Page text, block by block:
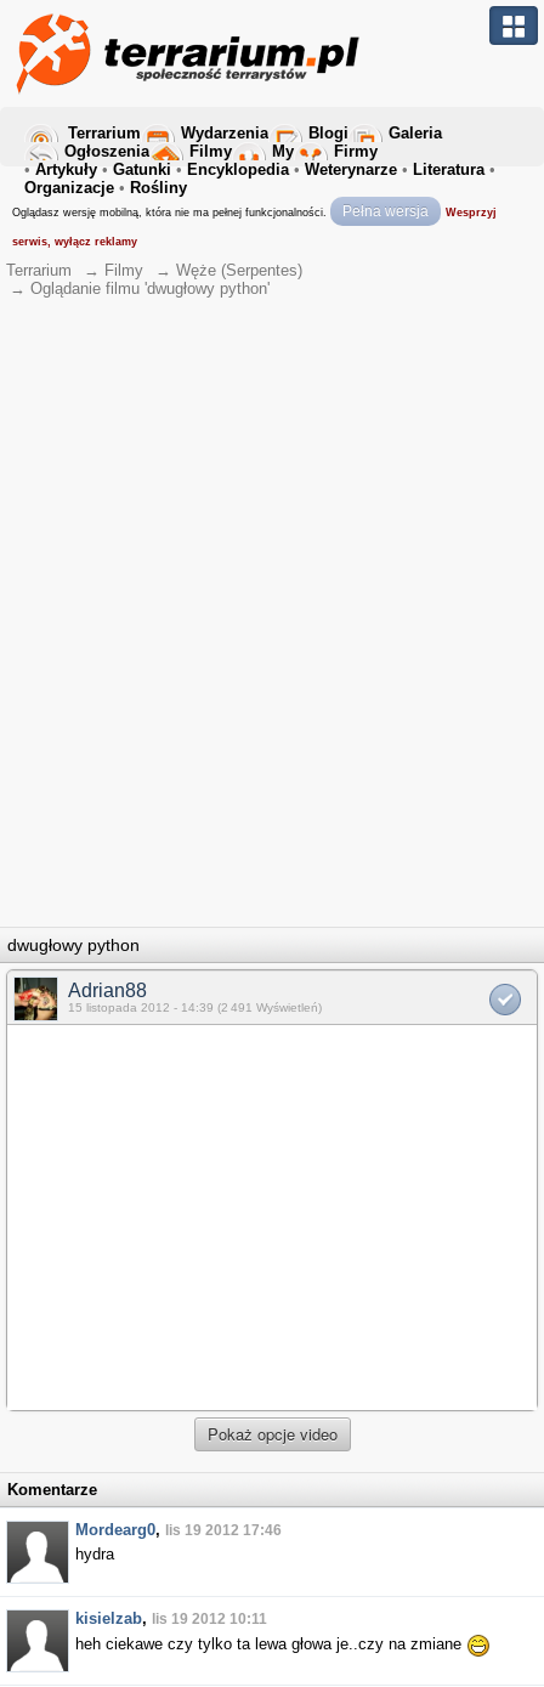
Terrarium Wydarzenia Blogi
Galeria
Ogłoszenia
Filmy My
Firmy
• Artykuły • Gatunki • Encyklopedia• Weterynarze • Literatura•
Organizacje • Rośliny
Oglądasz wersję mobilną, która nie ma pełnej funkcjonalności. Pełna wersja Wesprzyj
serwis, wyłącz reklamy
Terrarium → Filmy → Węże (Serpentes)
→ Oglądanie filmu 'dwugłowy python'
dwugłowy python
Adrian88
15 listopada 2012 - 14:39 (2 491 Wyświetleń)
Pokaż opcje video
Komentarze
Mordearg0, lis 19 2012 17:46
hydra
kisielzab, lis 19 2012 10:11
heh ciekawe czy tylko ta lewa głowa je..czy na zmiane